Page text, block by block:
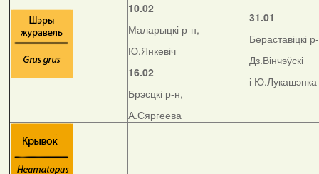
10.02
Маларыцкі р-н,
Ю.Янкевіч
16.02
Брэсцкі р-н,
А.Сяргеева
31.01
Бераставіцкі
Дз.Вінчэўскі
і Ю.Лукашэнка